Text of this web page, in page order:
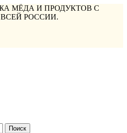
МЁДА И ПРОДУКТОВ С
РОССИИ.
Поиск